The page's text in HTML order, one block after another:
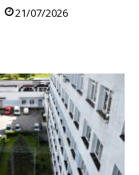
21/07/2026